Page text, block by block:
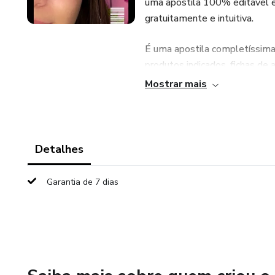
gratuitamente e intuitiva.
É uma apostila
produtos indicados, fichas
que você pode inclusive
Mostrar mais
Detalhes
Garantia de 7 dias